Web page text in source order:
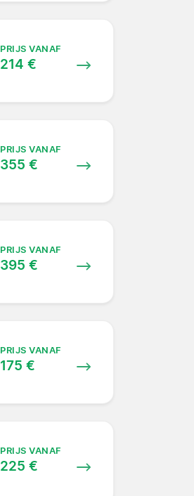
PRIJS VANAF
214 €
PRIJS VANAF
355 €
PRIJS VANAF
395 €
PRIJS VANAF
175 €
PRIJS VANAF
225 €